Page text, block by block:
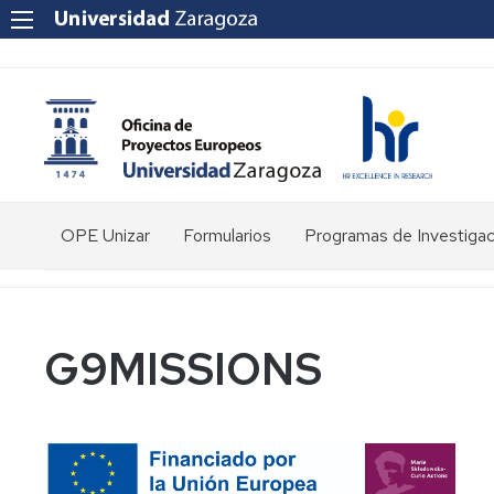
OPE Unizar
Personal
Herramientas
Formularios Programas de
G9MISSIONS